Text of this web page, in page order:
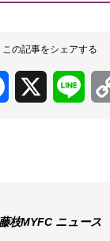
この記事をシェアする
Facebook Line
藤枝MYFC ニュース